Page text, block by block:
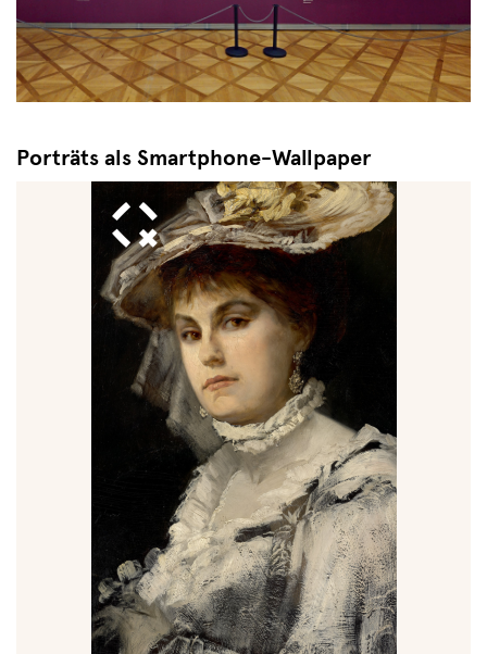
Porträts als Smartphone-Wallpaper